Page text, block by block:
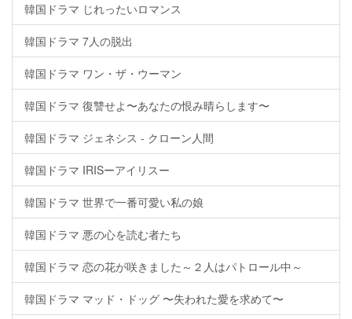
韓国ドラマ じれったいロマンス
韓国ドラマ 7人の脱出
韓国ドラマ ワン・ザ・ウーマン
韓国ドラマ 復讐せよ〜あなたの恨み晴らします〜
韓国ドラマ ジェネシス - クローン人間
韓国ドラマ IRISーアイリスー
韓国ドラマ 世界で一番可愛い私の娘
韓国ドラマ 悪の心を読む者たち
韓国ドラマ 恋の花が咲きました～２人はパトロール中～
韓国ドラマ マッド・ドッグ 〜失われた愛を求めて〜